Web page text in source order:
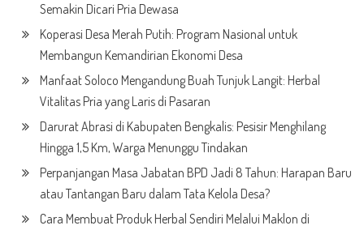
Semakin Dicari Pria Dewasa
Koperasi Desa Merah Putih: Program Nasional untuk
Membangun Kemandirian Ekonomi Desa
Manfaat Soloco Mengandung Buah Tunjuk Langit: Herbal
Vitalitas Pria yang Laris di Pasaran
Darurat Abrasi di Kabupaten Bengkalis: Pesisir Menghilang
Hingga 1,5 Km, Warga Menunggu Tindakan
Perpanjangan Masa Jabatan BPD Jadi 8 Tahun: Harapan Baru
atau Tantangan Baru dalam Tata Kelola Desa?
Cara Membuat Produk Herbal Sendiri Melalui Maklon di